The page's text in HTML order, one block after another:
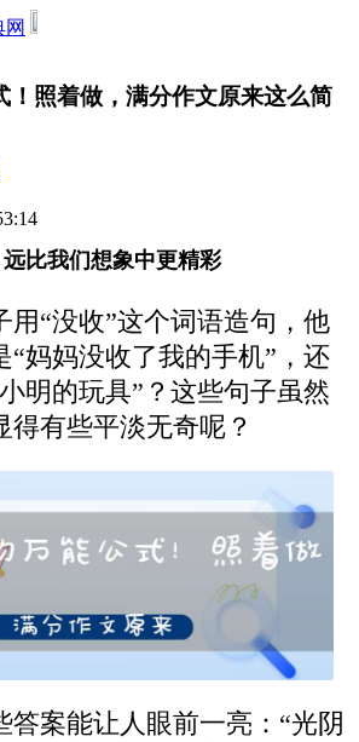
网
！照着做，满分作文原来这么简
比我们想象中更精彩
用“没收”这个词语造句，他
“妈妈没收了我的手机”，还
明的玩具”？这些句子虽然
得有些平淡无奇呢？
答案能让人眼前一亮：“光阴